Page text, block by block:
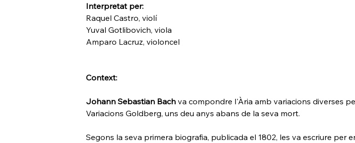
Interpretat per:
Raquel Castro, violí
Yuval Gotlibovich, viola
Amparo Lacruz, violoncel
Context:
Johann Sebastian Bach va compondre l'Ària amb variacions diverses
Variacions Goldberg, uns deu anys abans de la seva mort.
Segons la seva primera biografia, publicada el 1802, les va escriure per